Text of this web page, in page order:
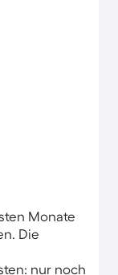
Monate
Die
nur noch